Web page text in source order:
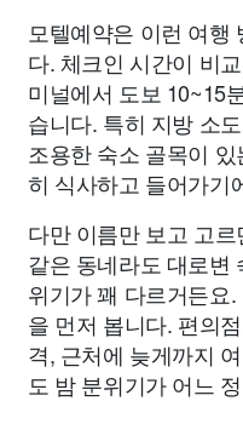
모텔예약은 이런 여행
다. 체크인 시간이 비
미널에서 도보 10~15
습니다. 특히 지방 소
조용한 숙소 골목이
히 식사하고 들어가기
다만 이름만 보고 고
같은 동네라도 대로변
위기가 꽤 다르거든요
을 먼저 봅니다. 편의
격, 근처에 늦게까지
도 밤 분위기가 어느